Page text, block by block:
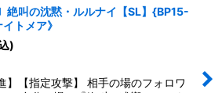
絶叫の沈黙・ルルナイ【SL】{BP15-
トメア》
)
【指定攻撃】 相手の場のフォロワ